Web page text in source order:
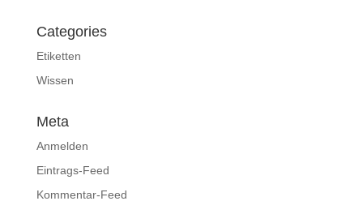
Categories
Etiketten
Wissen
Meta
Anmelden
Eintrags-Feed
Kommentar-Feed